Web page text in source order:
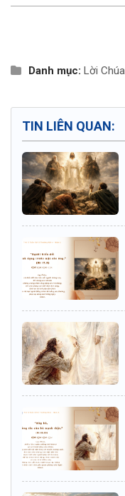
Danh mục: Lời Chúa
TIN LIÊN QUAN: